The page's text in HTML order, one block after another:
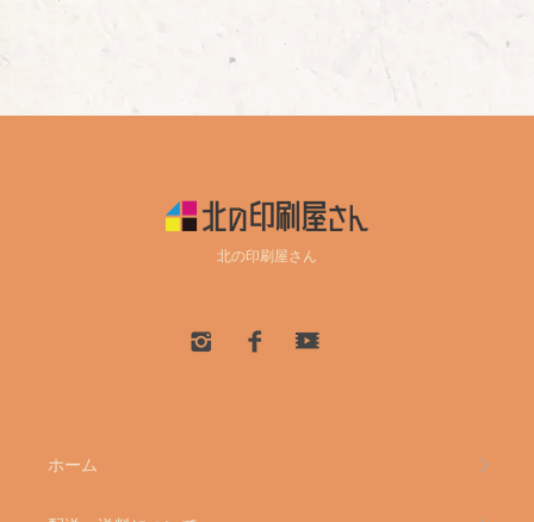
北の印刷屋さん
ホーム